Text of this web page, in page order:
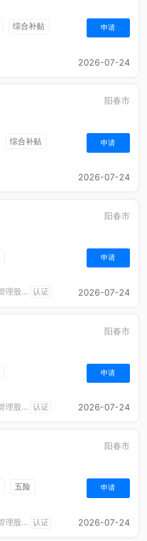
综合补贴
申请
2026-07-24
阳春市
综合补贴
申请
2026-07-24
阳春市
申请
湖南华顺人力资源服务管理股份有限公司阳春分公司 认证 2026-07-24
阳春市
申请
湖南华顺人力资源服务管理股份有限公司阳春分公司 认证 2026-07-24
阳春市
五险 申请
湖南华顺人力资源服务管理股份有限公司阳春分公司 认证 2026-07-24